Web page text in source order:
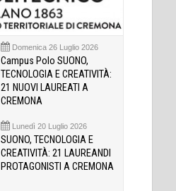
Domenica 26 Luglio 2026
Campus Polo SUONO,
TECNOLOGIA E CREATIVITÀ:
21 NUOVI LAUREATI A
CREMONA
Lunedì 20 Luglio 2026
SUONO, TECNOLOGIA E
CREATIVITÀ: 21 LAUREANDI
PROTAGONISTI A CREMONA